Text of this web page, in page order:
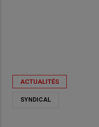
ACTUALITÉS
SYNDICAL